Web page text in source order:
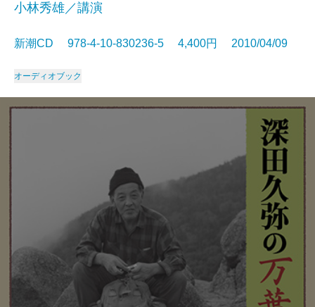
小林秀雄／講演
新潮CD 978-4-10-830236-5 4,400円 2010/04/09
オーディオブック